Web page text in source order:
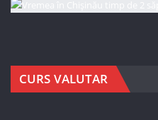
CURS VALUTAR